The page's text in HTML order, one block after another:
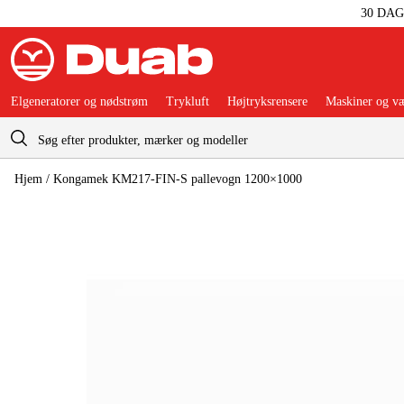
30
Indkøbskurv
Elgeneratorer og nødstrøm Trykluft Højtryksrensere Maskiner og
Hjem / Kongamek KM217-FIN-S pallevogn 1200×1000